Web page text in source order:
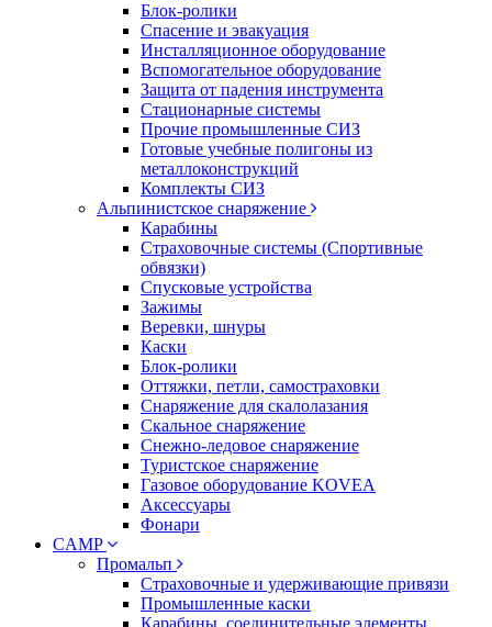
Блок-ролики
Спасение и эвакуация
Инсталляционное оборудование
Вспомогательное оборудование
Защита от падения инструмента
Стационарные системы
Прочие промышленные СИЗ
Готовые учебные полигоны из
металлоконструкций
Комплекты СИЗ
Альпинистское снаряжение
Карабины
Страховочные системы (Спортивные
обвязки)
Спусковые устройства
Зажимы
Веревки, шнуры
Каски
Блок-ролики
Оттяжки, петли, самостраховки
Снаряжение для скалолазания
Скальное снаряжение
Снежно-ледовое снаряжение
Туристское снаряжение
Газовое оборудование KOVEA
Аксессуары
Фонари
CAMP
Промальп
Страховочные и удерживающие привязи
Промышленные каски
Карабины, соединительные элементы